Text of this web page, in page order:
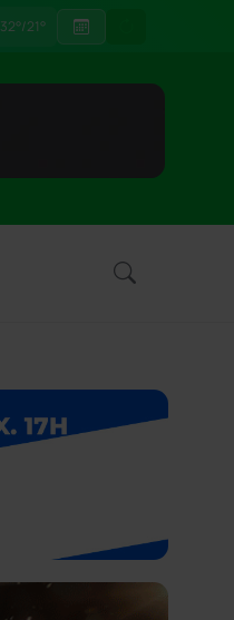
32°/21°